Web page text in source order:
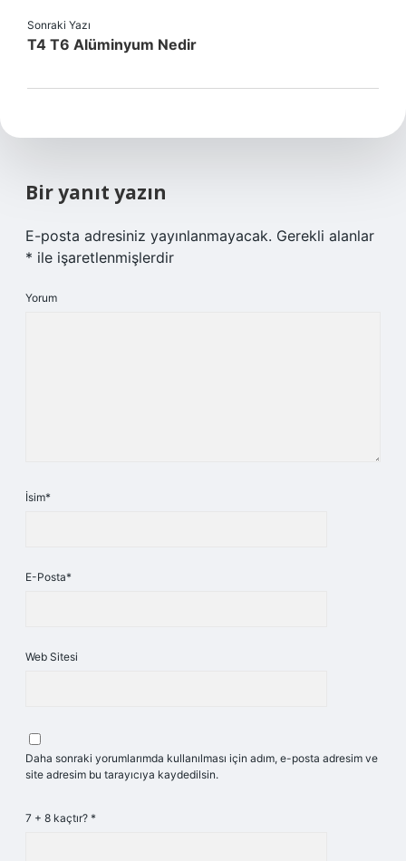
Sonraki Yazı
T4 T6 Alüminyum Nedir
Bir yanıt yazın
E-posta adresiniz yayınlanmayacak. Gerekli alanlar
* ile işaretlenmişlerdir
Yorum
İsim*
E-Posta*
Web Sitesi
Daha sonraki yorumlarımda kullanılması için adım, e-posta adresim ve
site adresim bu tarayıcıya kaydedilsin.
7 + 8 kaçtır? *